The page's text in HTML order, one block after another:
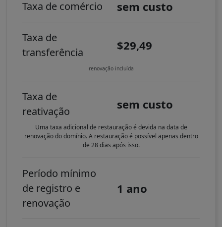
Taxa de comércio sem custo
Taxa de
transferência
$29,49
renovação incluída
Taxa de
reativação
sem custo
Uma taxa adicional de restauração é devida na data de
renovação do domínio. A restauração é possível apenas dentro
de 28 dias após isso.
Período mínimo
de registro e
renovação
1 ano